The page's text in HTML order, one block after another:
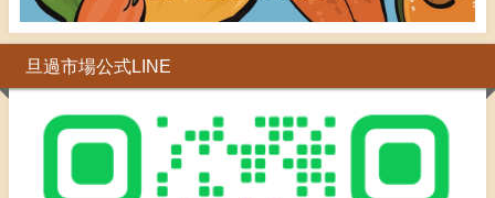
旦過市場公式LINE